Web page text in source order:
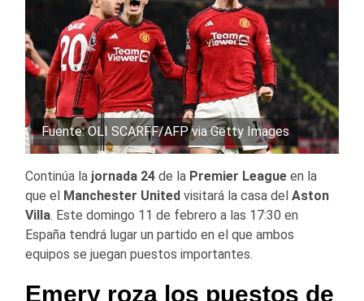
Fuente: OLI SCARFF/AFP via Getty Images
Continúa la jornada 24 de la Premier League en la
que el Manchester United visitará la casa del Aston
Villa. Este domingo 11 de febrero a las 17:30 en
España tendrá lugar un partido en el que ambos
equipos se juegan puestos importantes.
Emery roza los puestos de